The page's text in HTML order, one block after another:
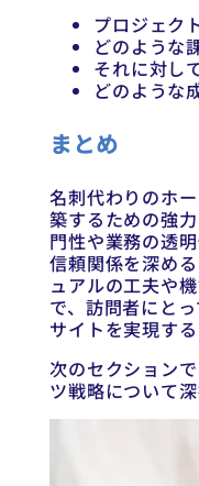
プロジェク
どのような
それに対し
どのような
まとめ
名刺代わりのホ
築するための強
門性や業務の透
信頼関係を深め
ュアルの工夫や
で、訪問者にと
サイトを実現す
次のセクション
ツ戦略について